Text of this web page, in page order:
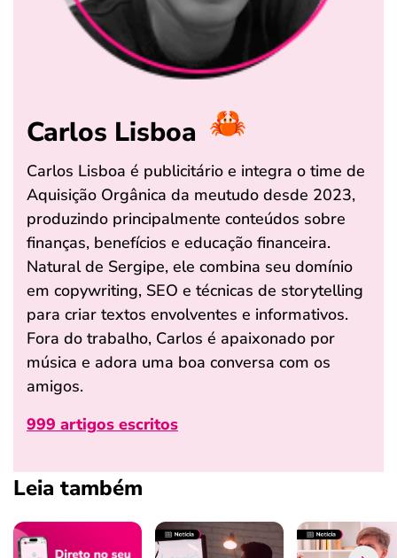
Carlos Lisboa
Carlos Lisboa é publicitário e integra o time de
Aquisição Orgânica da meutudo desde 2023,
produzindo principalmente conteúdos sobre
finanças, benefícios e educação financeira.
Natural de Sergipe, ele combina seu domínio
em copywriting, SEO e técnicas de storytelling
para criar textos envolventes e informativos.
Fora do trabalho, Carlos é apaixonado por
música e adora uma boa conversa com os
amigos.
999 artigos escritos
Leia também